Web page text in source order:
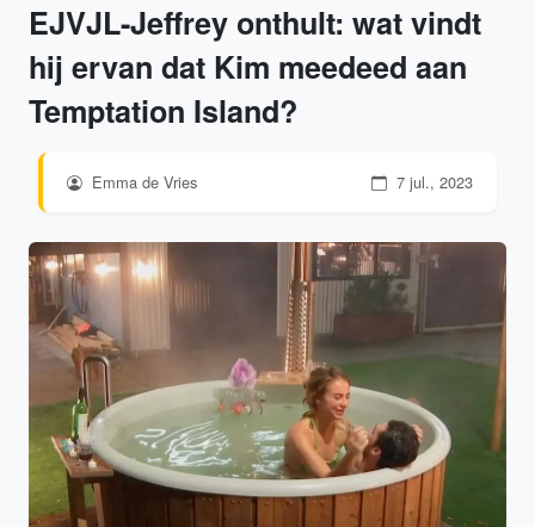
EJVJL-Jeffrey onthult: wat vindt
hij ervan dat Kim meedeed aan
Temptation Island?
Emma de Vries 7 jul., 2023